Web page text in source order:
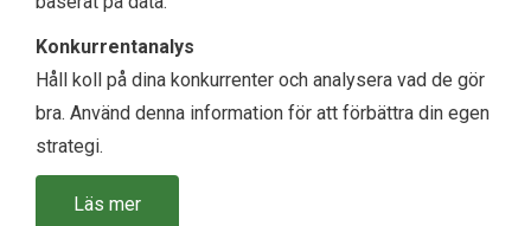
Konkurrentanalys
Håll koll på dina konkurrenter och analysera vad de gör
bra. Använd denna information för att förbättra din egen
strategi.
Läs mer